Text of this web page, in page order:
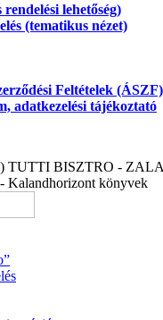
lehetőség)
(tematikus nézet)
Feltételek (ÁSZF)
adatkezelési tájékoztató
TUTTI BISZTRO -